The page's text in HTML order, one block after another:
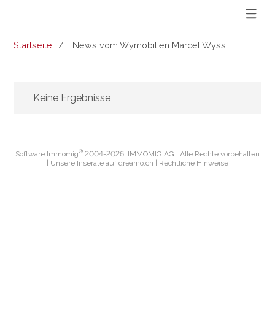
Startseite News vom Wymobilien Marcel Wyss
Keine Ergebnisse
Software Immomig® 2004-2026, IMMOMIG AG | Alle Rechte vorbehalten
| Unsere Inserate auf dreamo.ch Rechtliche Hinweise